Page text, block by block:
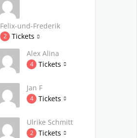
Felix-und-Frederik
2
Tickets
Alex Alina
4 Tickets
Jan F
4 Tickets
Ulrike Schmitt
2 Tickets